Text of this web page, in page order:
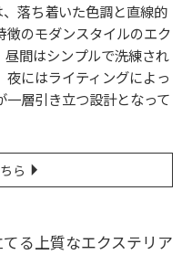
落ち着いた色調と直線的
徴のモダンスタイルのエク
昼間はシンプルで洗練され
夜にはライティングによっ
一層引き立つ設計となって
ら
る上質なエクステリア